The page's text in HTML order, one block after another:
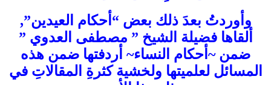
وأوردتُ بعدَ ذلك بعض “أحكام العيدين”,
ألقاها فضيلة الشيخ ” مصطفى العدوي ”
ضمن ~أحكام النساء~ أردفتها ضمن هذه
المسائل لعلميتها ولخشية كثرةِ المقالاتِ في